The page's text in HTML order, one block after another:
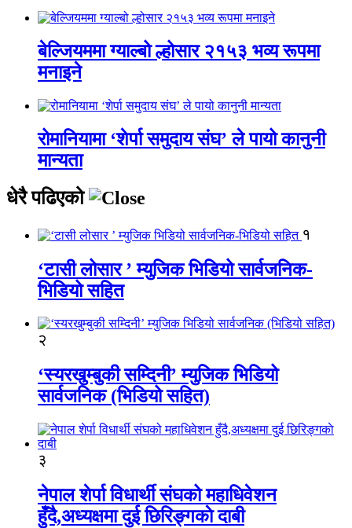
बेल्जियममा ग्याल्बो ल्होसार २१५३ भव्य रूपमा
मनाइने
रोमानियामा ‘शेर्पा समुदाय संघ’ ले पायो कानुनी
मान्यता
धेरै पढिएको
१
‘टासी लोसार ’ म्युजिक भिडियो सार्वजनिक-
भिडियो सहित
२
‘स्यरखुम्बुकी सम्दिनी’ म्युजिक भिडियो
सार्वजनिक (भिडियो सहित)
३
नेपाल शेर्पा विधार्थी संघको महाधिवेशन
हुँदै,अध्यक्षमा दुई छिरिङ्गकाे दाबी